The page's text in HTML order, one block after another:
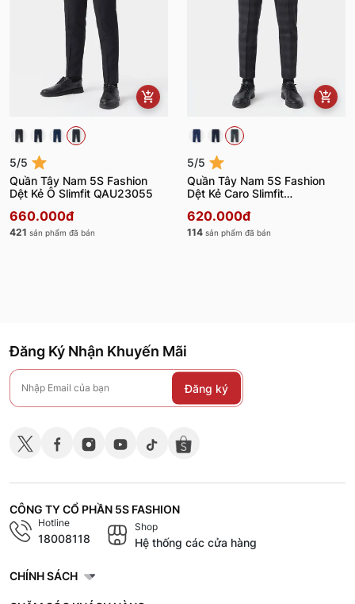
5/5
Quần Tây Nam 5S Fashion
Dệt Kẻ Ô Slimfit QAU23055
660.000đ
421 sản phẩm đã bán
5/5
Quần Tây Nam 5S Fashion
Dệt Kẻ Caro Slimfit
620.000đ
114 sản phẩm đã bán
Đăng Ký Nhận Khuyến Mãi
Đăng ký
CÔNG TY CỔ PHẦN 5S FASHION
Hotline
18008118
Shop
Hệ thống các cửa hàng
CHÍNH SÁCH